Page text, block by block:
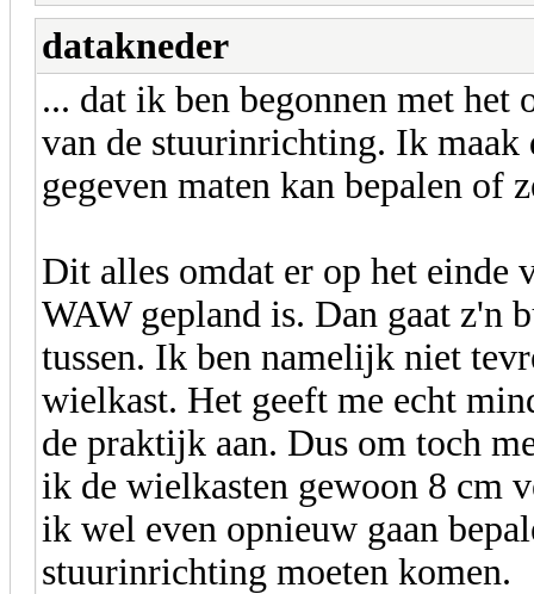
datakneder
... dat ik ben begonnen met het
van de stuurinrichting. Ik maak
gegeven maten kan bepalen of
Dit alles omdat er op het einde
WAW gepland is. Dan gaat z'n
tussen. Ik ben namelijk niet
wielkast. Het geeft me echt
de praktijk aan. Dus om toch
ik de wielkasten gewoon 8 cm
ik wel even opnieuw gaan
stuurinrichting moeten komen.